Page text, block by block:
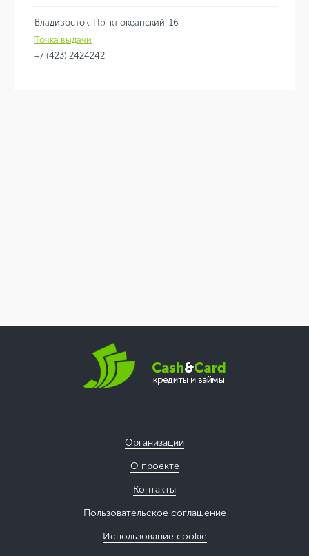
Владивосток, Пр-кт океанский, 16
Точка выдачи
+7 (423) 2424242
Организации
О проекте
Контакты
Пользовательское соглашение
Использование cookie